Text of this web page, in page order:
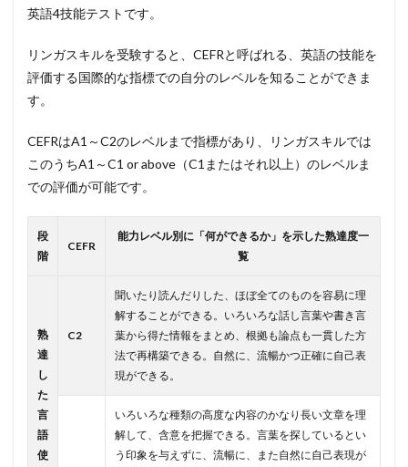
英語4技能テストです。
リンガスキルを受験すると、CEFRと呼ばれる、英語の技能を
評価する国際的な指標での自分のレベルを知ることができま
す。
CEFRはA1～C2のレベルまで指標があり、リンガスキルでは
このうちA1～C1 or above（C1またはそれ以上）のレベルま
での評価が可能です。
段
階
CEFR
能力レベル別に「何ができるか」を示した熟達度一
覧
熟
達
し
た
言
語
使
C2
聞いたり読んだりした、ほぼ全てのものを容易に理
解することができる。いろいろな話し言葉や書き言
葉から得た情報をまとめ、根拠も論点も一貫した方
法で再構築できる。自然に、流暢かつ正確に自己表
現ができる。
いろいろな種類の高度な内容のかなり長い文章を理
解して、含意を把握できる。言葉を探しているとい
う印象を与えずに、流暢に、また自然に自己表現が